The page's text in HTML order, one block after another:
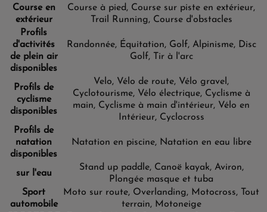
Course en
extérieur
Course à pied, Course sur piste en extérieur,
Trail Running, Course d'obstacles
Profils
d'activités
de plein air
disponibles
Randonnée, Équitation, Golf, Alpinisme, Disc
Golf, Tir à l'arc
Profils de
cyclisme
disponibles
Velo, Vélo de route, Vélo gravel,
Cyclotourisme, Vélo électrique, Cyclisme à
main, Cyclisme à main d'intérieur, Vélo en
Intérieur, Cyclocross
Profils de
natation
disponibles
Natation en piscine, Natation en eau libre
sur l'eau
Stand up paddle, Canoë kayak, Aviron,
Plongée masque et tuba
Sport
automobile
Moto sur route, Overlanding, Motocross, Tout
terrain, Motoneige